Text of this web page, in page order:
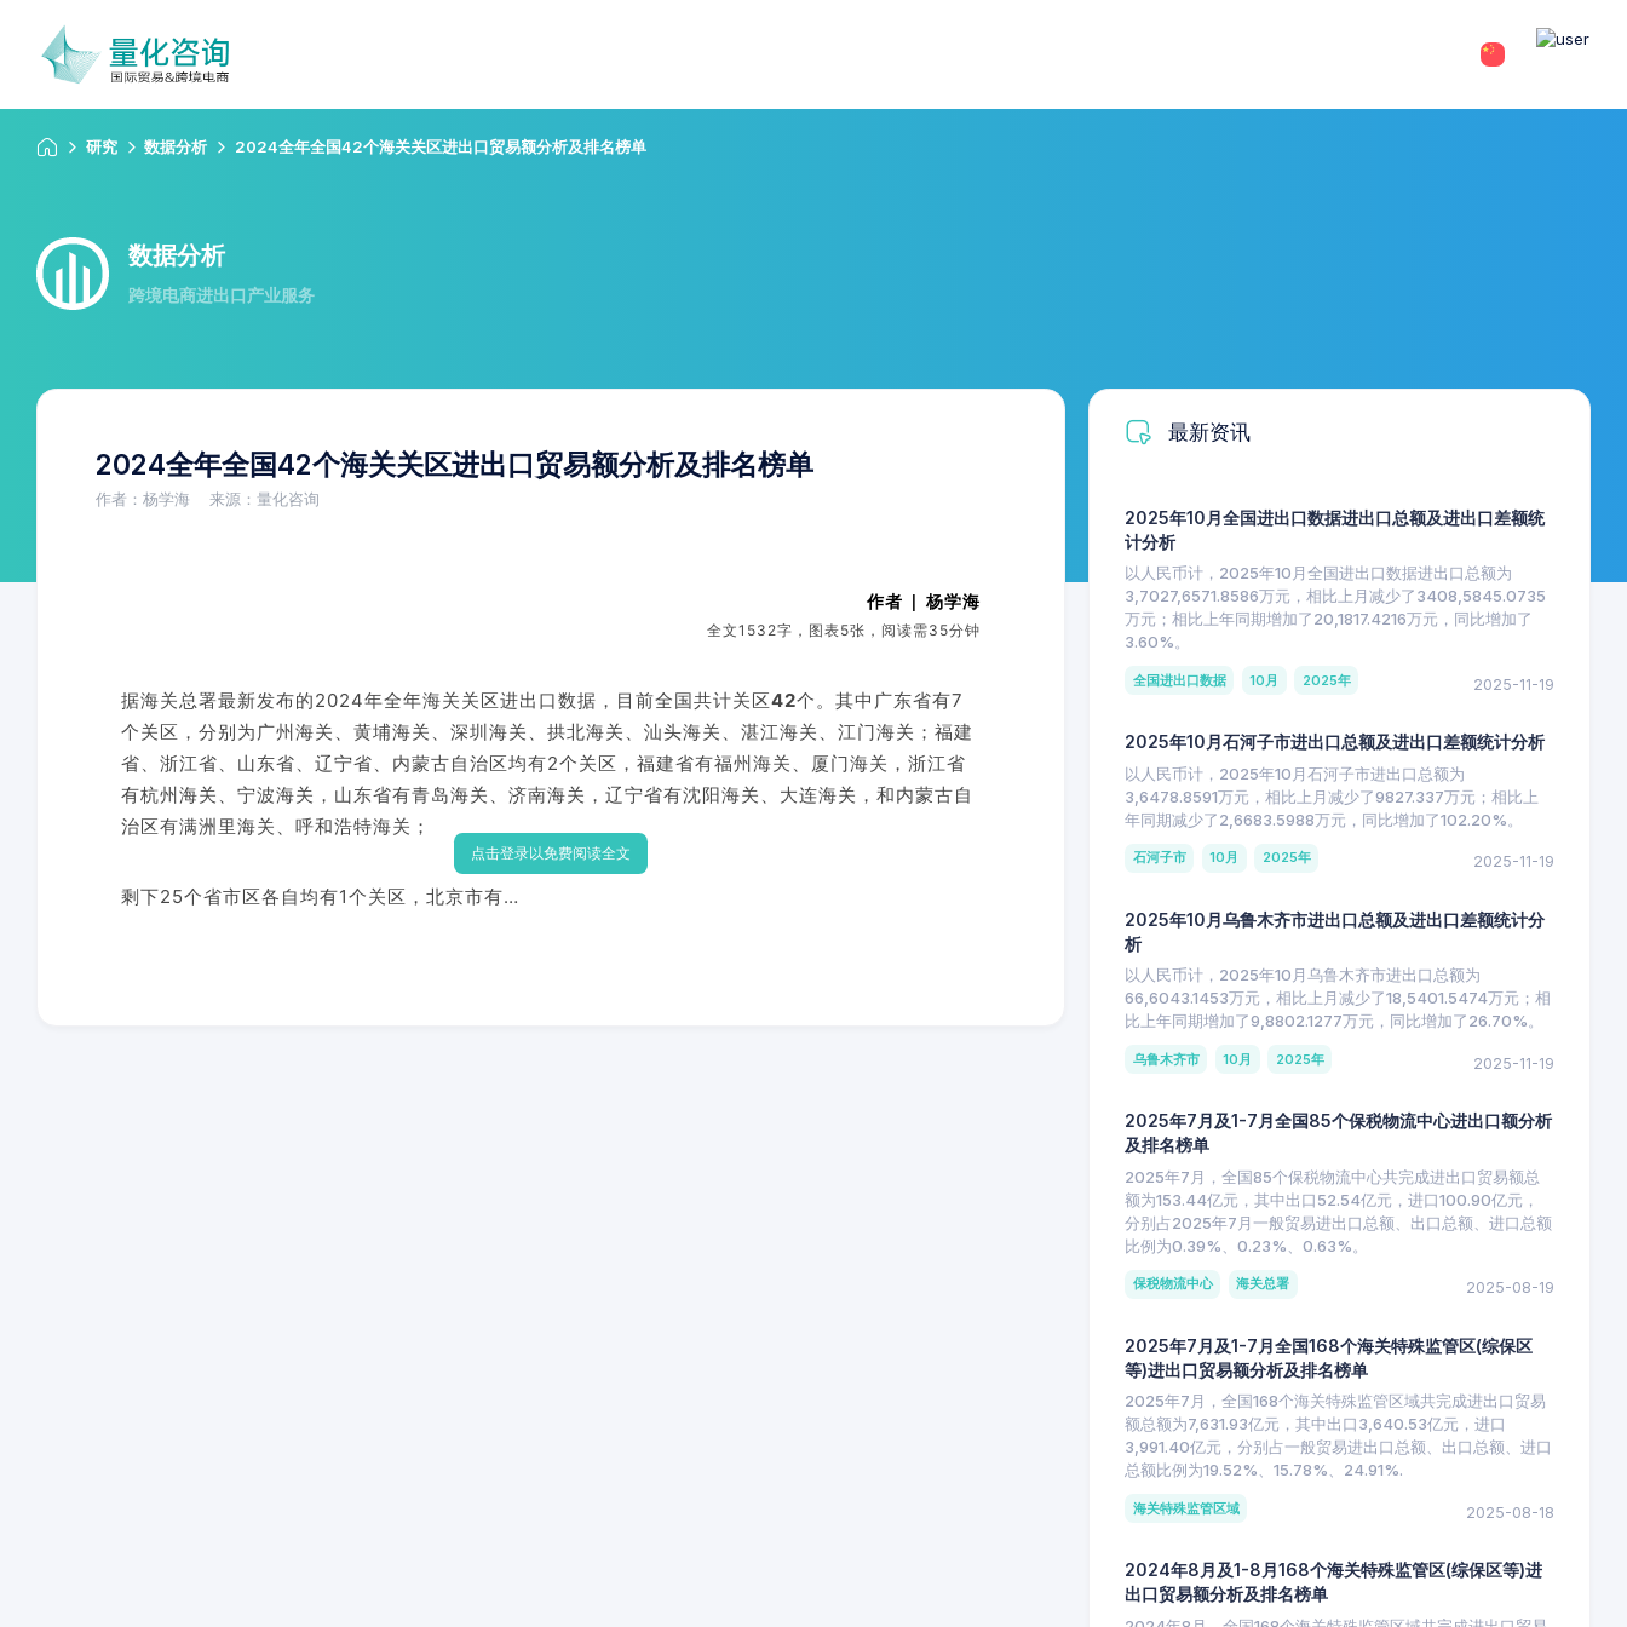
研究 数据分析 2024全年全国42个海关关区进出口贸易额分析及排名榜单
数据分析
跨境电商进出口产业服务
2024全年全国42个海关关区进出口贸易额分析及排名榜单
作者：杨学海 来源：量化咨询
作者 | 杨学海
全文1532字，图表5张，阅读需35分钟
据海关总署最新发布的2024年全年海关关区进出口数据，目前全国共计关区42个。其中广东省有7
个关区，分别为广州海关、黄埔海关、深圳海关、拱北海关、汕头海关、湛江海关、江门海关；福建
省、浙江省、山东省、辽宁省、内蒙古自治区均有2个关区，福建省有福州海关、厦门海关，浙江省
有杭州海关、宁波海关，山东省有青岛海关、济南海关，辽宁省有沈阳海关、大连海关，和内蒙古自
治区有满洲里海关、呼和浩特海关；
剩下25个省市区各自均有1个关区，北京市有…
点击登录以免费阅读全文
最新资讯
2025年10月全国进出口数据进出口总额及进出口差额统
计分析
以人民币计，2025年10月全国进出口数据进出口总额为
3,7027,6571.8586万元，相比上月减少了3408,5845.0735
万元；相比上年同期增加了20,1817.4216万元，同比增加了
3.60%。
全国进出口数据 10月 2025年 2025-11-19
2025年10月石河子市进出口总额及进出口差额统计分析
以人民币计，2025年10月石河子市进出口总额为
3,6478.8591万元，相比上月减少了9827.337万元；相比上
年同期减少了2,6683.5988万元，同比增加了102.20%。
石河子市 10月 2025年 2025-11-19
2025年10月乌鲁木齐市进出口总额及进出口差额统计分
析
以人民币计，2025年10月乌鲁木齐市进出口总额为
66,6043.1453万元，相比上月减少了18,5401.5474万元；相
比上年同期增加了9,8802.1277万元，同比增加了26.70%。
乌鲁木齐市 10月 2025年 2025-11-19
2025年7月及1-7月全国85个保税物流中心进出口额分析
及排名榜单
2025年7月，全国85个保税物流中心共完成进出口贸易额总
额为153.44亿元，其中出口52.54亿元，进口100.90亿元，
分别占2025年7月一般贸易进出口总额、出口总额、进口总额
比例为0.39%、0.23%、0.63%。
保税物流中心 海关总署 2025-08-19
2025年7月及1-7月全国168个海关特殊监管区(综保区
等)进出口贸易额分析及排名榜单
2025年7月，全国168个海关特殊监管区域共完成进出口贸易
额总额为7,631.93亿元，其中出口3,640.53亿元，进口
3,991.40亿元，分别占一般贸易进出口总额、出口总额、进口
总额比例为19.52%、15.78%、24.91%.
海关特殊监管区域 2025-08-18
2024年8月及1-8月168个海关特殊监管区(综保区等)进
出口贸易额分析及排名榜单